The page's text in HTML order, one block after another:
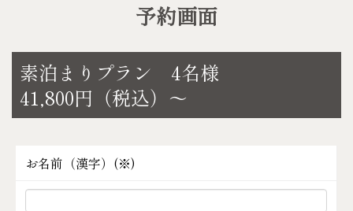
予約画面
素泊まりプラン 4名様
41,800円（税込）～
お名前（漢字）(※)